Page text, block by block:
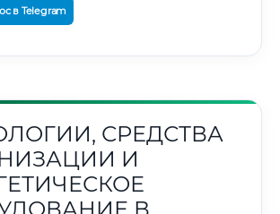
в Telegram
СРЕДСТВА
И